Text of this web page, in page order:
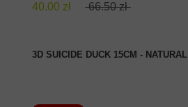
40.00 zł 66.50 zł
3D SUICIDE DUCK 15CM - NATURAL